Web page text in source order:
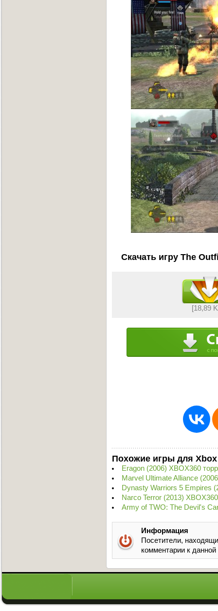
Скачать игру The
[18,89
Похожие игры для Xbox
Eragon (2006) XBOX360
Marvel Ultimate Alliance
Dynasty Warriors 5 Empires
Narco Terror (2013)
Army of TWO: The Devil's
Информация
Посетители,
комментарии к